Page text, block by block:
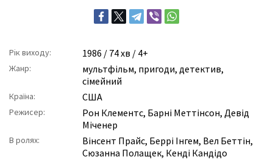
Рік виходу: 1986 / 74 хв / 4+
Жанр: мультфільм, пригоди, детектив,
сімейний
Країна: США
Режисер: Рон Клементс, Барні Меттінсон, Девід
Міченер
В ролях: Вінсент Прайс, Беррі Інгем, Вел Беттін,
Сюзанна Полащек, Кенді Кандідо